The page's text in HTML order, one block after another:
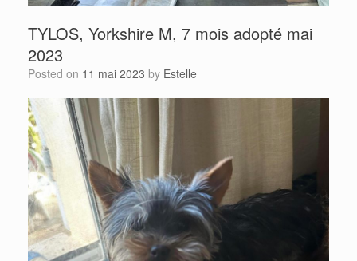
TYLOS, Yorkshire M, 7 mois adopté mai
2023
Posted on 11 mai 2023 by Estelle